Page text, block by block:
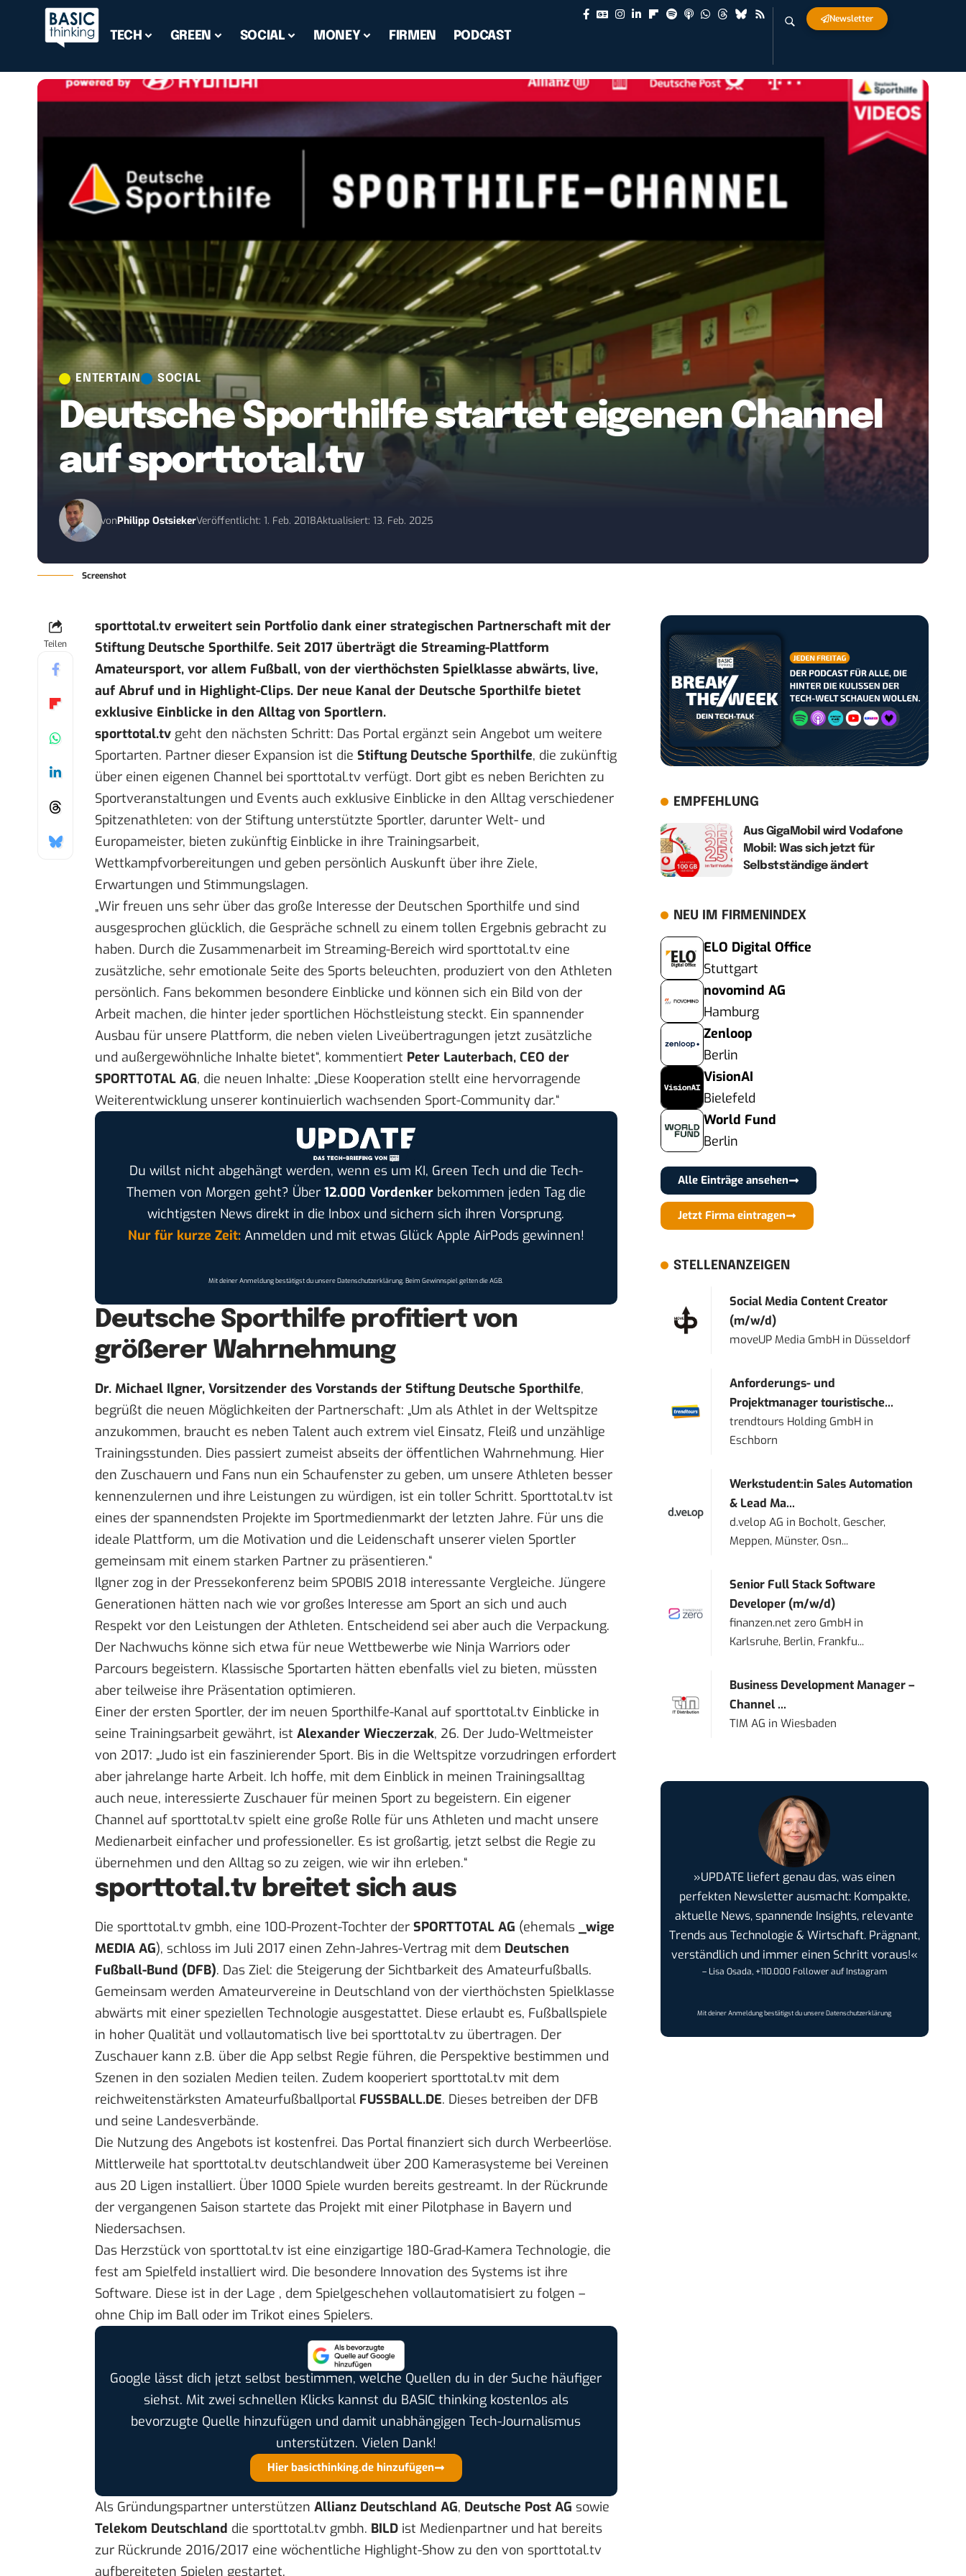
TECH GREEN SOCIAL MONEY FIRMEN PODCAST
Newsletter
ENTERTAIN SOCIAL
Deutsche Sporthilfe startet eigenen Channel
auf sporttotal.tv
vonPhilipp OstsiekerVeröffentlicht: 1. Feb. 2018Aktualisiert: 13. Feb. 2025
Screenshot
Teilen
sporttotal.tv erweitert sein Portfolio dank einer strategischen Partnerschaft mit der
Stiftung Deutsche Sporthilfe. Seit 2017 überträgt die Streaming-Plattform
Amateursport, vor allem Fußball, von der vierthöchsten Spielklasse abwärts, live,
auf Abruf und in Highlight-Clips. Der neue Kanal der Deutsche Sporthilfe bietet
exklusive Einblicke in den Alltag von Sportlern.
sporttotal.tv geht den nächsten Schritt: Das Portal ergänzt sein Angebot um weitere
Sportarten. Partner dieser Expansion ist die Stiftung Deutsche Sporthilfe, die zukünftig
über einen eigenen Channel bei sporttotal.tv verfügt. Dort gibt es neben Berichten zu
Sportveranstaltungen und Events auch exklusive Einblicke in den Alltag verschiedener
Spitzenathleten: von der Stiftung unterstützte Sportler, darunter Welt- und
Europameister, bieten zukünftig Einblicke in ihre Trainingsarbeit,
Wettkampfvorbereitungen und geben persönlich Auskunft über ihre Ziele,
Erwartungen und Stimmungslagen.
„Wir freuen uns sehr über das große Interesse der Deutschen Sporthilfe und sind
ausgesprochen glücklich, die Gespräche schnell zu einem tollen Ergebnis gebracht zu
haben. Durch die Zusammenarbeit im Streaming-Bereich wird sporttotal.tv eine
zusätzliche, sehr emotionale Seite des Sports beleuchten, produziert von den Athleten
persönlich. Fans bekommen besondere Einblicke und können sich ein Bild von der
Arbeit machen, die hinter jeder sportlichen Höchstleistung steckt. Ein spannender
Ausbau für unsere Plattform, die neben vielen Liveübertragungen jetzt zusätzliche
und außergewöhnliche Inhalte bietet“, kommentiert Peter Lauterbach, CEO der
SPORTTOTAL AG, die neuen Inhalte: „Diese Kooperation stellt eine hervorragende
Weiterentwicklung unserer kontinuierlich wachsenden Sport-Community dar.“
Du willst nicht abgehängt werden, wenn es um KI, Green Tech und die Tech-
Themen von Morgen geht? Über 12.000 Vordenkerbekommen jeden Tag die
wichtigsten News direkt in die Inbox und sichern sich ihren Vorsprung.
Nur für kurze Zeit:Anmelden und mit etwas Glück Apple AirPods gewinnen!
Mit deiner Anmeldung bestätigst du unsereDatenschutzerklärung. Beim Gewinnspiel gelten dieAGB.
Deutsche Sporthilfe profitiert von
größerer Wahrnehmung
Dr. Michael Ilgner, Vorsitzender des Vorstands der Stiftung Deutsche Sporthilfe,
begrüßt die neuen Möglichkeiten der Partnerschaft: „Um als Athlet in der Weltspitze
anzukommen, braucht es neben Talent auch extrem viel Einsatz, Fleiß und unzählige
Trainingsstunden. Dies passiert zumeist abseits der öffentlichen Wahrnehmung. Hier
den Zuschauern und Fans nun ein Schaufenster zu geben, um unsere Athleten besser
kennenzulernen und ihre Leistungen zu würdigen, ist ein toller Schritt. Sporttotal.tv ist
eines der spannendsten Projekte im Sportmedienmarkt der letzten Jahre. Für uns die
ideale Plattform, um die Motivation und die Leidenschaft unserer vielen Sportler
gemeinsam mit einem starken Partner zu präsentieren.“
Ilgner zog in der Pressekonferenz beim SPOBIS 2018 interessante Vergleiche. Jüngere
Generationen hätten nach wie vor großes Interesse am Sport an sich und auch
Respekt vor den Leistungen der Athleten. Entscheidend sei aber auch die Verpackung.
Der Nachwuchs könne sich etwa für neue Wettbewerbe wie Ninja Warriors oder
Parcours begeistern. Klassische Sportarten hätten ebenfalls viel zu bieten, müssten
aber teilweise ihre Präsentation optimieren.
Einer der ersten Sportler, der im neuen Sporthilfe-Kanal auf sporttotal.tv Einblicke in
seine Trainingsarbeit gewährt, ist Alexander Wieczerzak, 26. Der Judo-Weltmeister
von 2017: „Judo ist ein faszinierender Sport. Bis in die Weltspitze vorzudringen erfordert
aber jahrelange harte Arbeit. Ich hoffe, mit dem Einblick in meinen Trainingsalltag
auch neue, interessierte Zuschauer für meinen Sport zu begeistern. Ein eigener
Channel auf sporttotal.tv spielt eine große Rolle für uns Athleten und macht unsere
Medienarbeit einfacher und professioneller. Es ist großartig, jetzt selbst die Regie zu
übernehmen und den Alltag so zu zeigen, wie wir ihn erleben.“
sporttotal.tv breitet sich aus
Die sporttotal.tv gmbh, eine 100-Prozent-Tochter der SPORTTOTAL AG (ehemals
_wige
MEDIA AG), schloss im Juli 2017 einen Zehn-Jahres-Vertrag mit dem Deutschen
Fußball-Bund (DFB). Das Ziel: die Steigerung der Sichtbarkeit des Amateurfußballs.
Gemeinsam werden Amateurvereine in Deutschland von der vierthöchsten Spielklasse
abwärts mit einer speziellen Technologie ausgestattet. Diese erlaubt es, Fußballspiele
in hoher Qualität und vollautomatisch live bei sporttotal.tv zu übertragen. Der
Zuschauer kann z.B. über die App selbst Regie führen, die Perspektive bestimmen und
Szenen in den sozialen Medien teilen. Zudem kooperiert sporttotal.tv mit dem
reichweitenstärksten Amateurfußballportal FUSSBALL.DE. Dieses betreiben der DFB
und seine Landesverbände.
Die Nutzung des Angebots ist kostenfrei. Das Portal finanziert sich durch Werbeerlöse.
Mittlerweile hat sporttotal.tv deutschlandweit über 200 Kamerasysteme bei Vereinen
aus 20 Ligen installiert. Über 1000 Spiele wurden bereits gestreamt. In der Rückrunde
der vergangenen Saison startete das Projekt mit einer Pilotphase in Bayern und
Niedersachsen.
Das Herzstück von sporttotal.tv ist eine einzigartige 180-Grad-Kamera Technologie, die
fest am Spielfeld installiert wird. Die besondere Innovation des Systems ist ihre
Software. Diese ist in der Lage , dem Spielgeschehen vollautomatisiert zu folgen –
ohne Chip im Ball oder im Trikot eines Spielers.
Google lässt dich jetzt selbst bestimmen, welche Quellen du in der Suche häufiger
siehst. Mit zwei schnellen Klicks kannst du BASIC thinking kostenlos als
bevorzugte Quelle hinzufügen und damit unabhängigen Tech-Journalismus
unterstützen. Vielen Dank!
Hier basicthinking.de hinzufügen
Als Gründungspartner unterstützen Allianz Deutschland AG, Deutsche Post AG sowie
Telekom Deutschland die sporttotal.tv gmbh. BILD ist Medienpartner und hat bereits
zur Rückrunde 2016/2017 eine wöchentliche Highlight-Show zu den von sporttotal.tv
aufbereiteten Spielen gestartet.
EMPFEHLUNG
Aus GigaMobil wird Vodafone
Mobil: Was sich jetzt für
Selbstständige ändert
NEU IM FIRMENINDEX
ELO Digital Office
Stuttgart
novomind AG
Hamburg
Zenloop
Berlin
VisionAI
Bielefeld
World Fund
Berlin
Alle Einträge ansehen
Jetzt Firma eintragen
STELLENANZEIGEN
Social Media Content Creator
(m/w/d)
moveUP Media GmbH in Düsseldorf
Anforderungs- und
Projektmanager touristische...
trendtours Holding GmbH in
Eschborn
Werkstudent:in Sales Automation
& Lead Ma...
d.velop AG in Bocholt, Gescher,
Meppen, Münster, Osn...
Senior Full Stack Software
Developer (m/w/d)
finanzen.net zero GmbH in
Karlsruhe, Berlin, Frankfu...
Business Development Manager –
Channel ...
TIM AG inWiesbaden
»UPDATE liefert genau das, was einen
perfekten Newsletter ausmacht: Kompakte,
aktuelle News, spannende Insights, relevante
Trends aus Technologie & Wirtschaft. Prägnant,
verständlich und immer einen Schritt voraus!«
– Lisa Osada, +110.000 Follower auf Instagram
Mit deiner Anmeldung bestätigst du unsereDatenschutzerklärung